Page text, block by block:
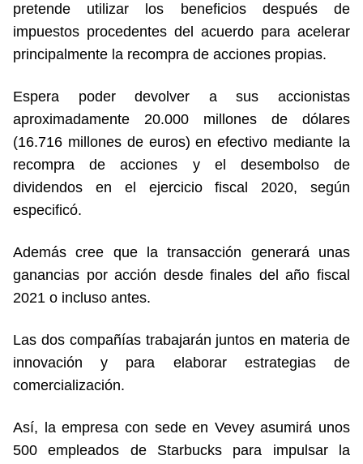
pretende utilizar los beneficios después de
impuestos procedentes del acuerdo para acelerar
principalmente la recompra de acciones propias.
Espera poder devolver a sus accionistas
aproximadamente 20.000 millones de dólares
(16.716 millones de euros) en efectivo mediante la
recompra de acciones y el desembolso de
dividendos en el ejercicio fiscal 2020, según
especificó.
Además cree que la transacción generará unas
ganancias por acción desde finales del año fiscal
2021 o incluso antes.
Las dos compañías trabajarán juntos en materia de
innovación y para elaborar estrategias de
comercialización.
Así, la empresa con sede en Vevey asumirá unos
500 empleados de Starbucks para impulsar la